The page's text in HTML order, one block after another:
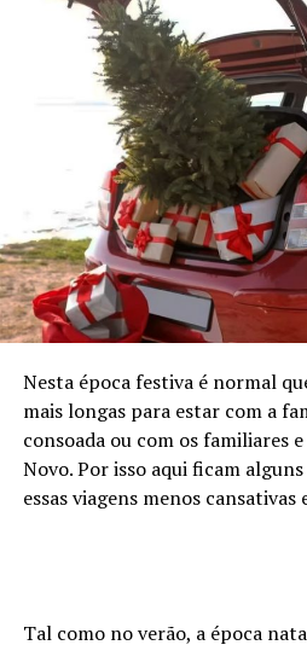
Nesta época festiva é normal
mais longas para estar com a
consoada ou com os familiares
Novo. Por isso aqui ficam
essas viagens menos cansativas
Tal como no verão, a época